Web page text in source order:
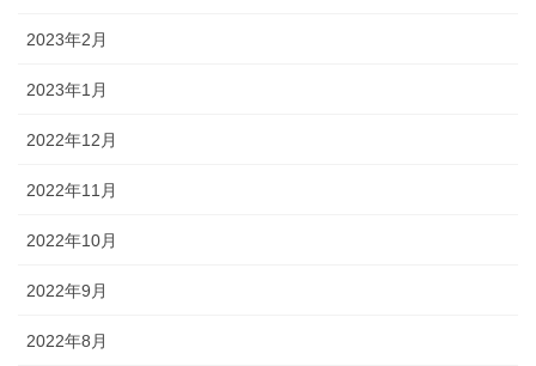
2023年2月
2023年1月
2022年12月
2022年11月
2022年10月
2022年9月
2022年8月